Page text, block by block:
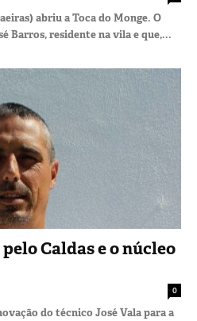
abriu a Toca do Monge. O
Barros, residente na vila e que,...
Caldas e o núcleo
0
do técnico José Vala para a